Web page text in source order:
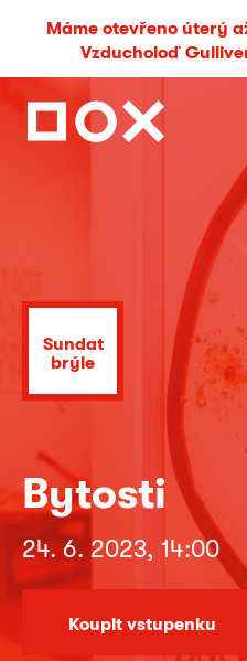
Máme otevřeno úterý
Vzducholoď
Sundat
brýle
Bytosti
24. 6. 2023, 14:00
Koupit vstupenku